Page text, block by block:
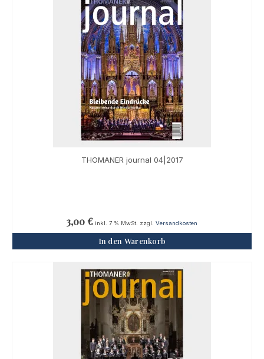
THOMANER journal 04|2017
3,00 € inkl. 7 % MwSt. zzgl. Versandkosten
In den Warenkorb